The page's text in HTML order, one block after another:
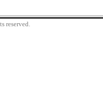
reserved.